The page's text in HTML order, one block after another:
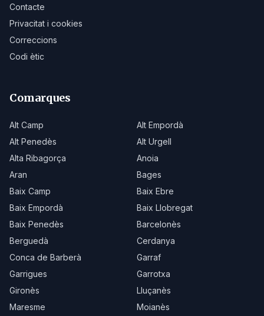
Contacte
Privacitat i cookies
Correccions
Codi ètic
Comarques
Alt Camp
Alt Empordà
Alt Penedès
Alt Urgell
Alta Ribagorça
Anoia
Aran
Bages
Baix Camp
Baix Ebre
Baix Empordà
Baix Llobregat
Baix Penedès
Barcelonès
Berguedà
Cerdanya
Conca de Barberà
Garraf
Garrigues
Garrotxa
Gironès
Lluçanès
Maresme
Moianès